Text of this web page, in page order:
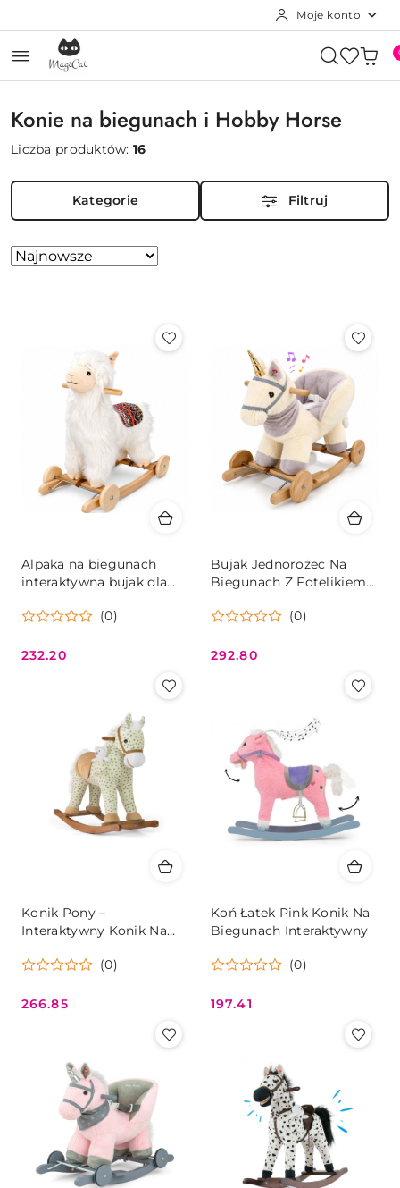
Moje konto
Konie na biegunach i Hobby Horse
Liczba produktów:16
Kategorie Filtruj
Zastosowano
Sortuj
Alpaka na biegunach
interaktywna bujak dla
(0)
Cena:
232.20
Bujak Jednorożec Na
Biegunach Z Fotelikiem
Dzieci
(0)
Cena:
292.80
Konik Pony –
Interaktywny Konik Na
(0)
Cena:
266.85
Koń Łatek Pink Konik Na
Biegunach Interaktywny
(0)
Cena:
197.41